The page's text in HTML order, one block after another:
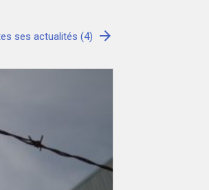
ses actualités (4) arrow_forward